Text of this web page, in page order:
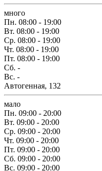
много
Пн. 08:00 - 19:00
Вт. 08:00 - 19:00
Ср. 08:00 - 19:00
Чт. 08:00 - 19:00
Пт. 08:00 - 19:00
Сб. -
Вс. -
Автогенная, 132
мало
Пн. 09:00 - 20:00
Вт. 09:00 - 20:00
Ср. 09:00 - 20:00
Чт. 09:00 - 20:00
Пт. 09:00 - 20:00
Сб. 09:00 - 20:00
Вс. 09:00 - 20:00